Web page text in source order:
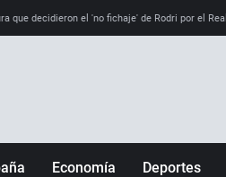
que decidieron el 'no fichaje' de Rodri por el
Economía Deportes